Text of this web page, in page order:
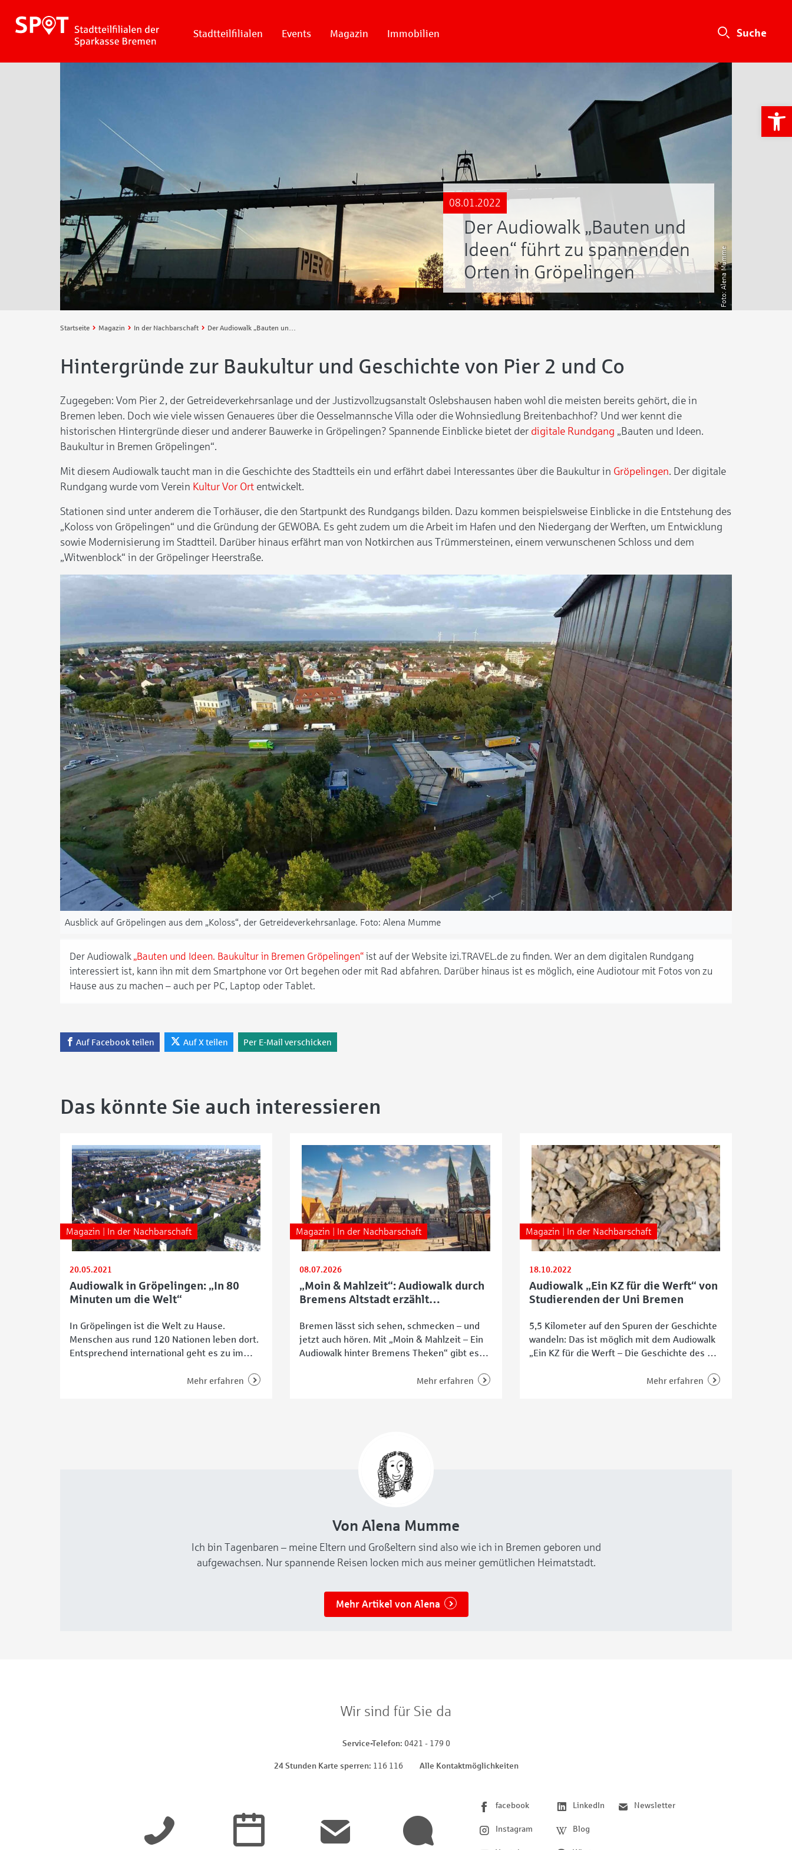
Stadtteilfilialen Events Magazin Immobilien
Alena Mumme
08.01.2022
Der Audiowalk „Bauten und
Ideen“ führt zu spannenden
Orten in Gröpelingen
Startseite Magazin In der Nachbarschaft Der Audiowalk „Bauten und Ideen“ führt zu spannenden Orten in Gröpelingen
Hintergründe zur Baukultur und Geschichte von Pier 2 und Co
Zugegeben: Vom Pier 2, der Getreideverkehrsanlage und der Justizvollzugsanstalt Oslebshausen haben wohl die meisten bereits gehört, die in
Bremen leben. Doch wie viele wissen Genaueres über die Oesselmannsche Villa oder die Wohnsiedlung Breitenbachhof? Und wer kennt die
historischen Hintergründe dieser und anderer Bauwerke in Gröpelingen? Spannende Einblicke bietet der digitale Rundgang „Bauten und Ideen.
Baukultur in Bremen Gröpelingen“.
Mit diesem Audiowalk taucht man in die Geschichte des Stadtteils ein und erfährt dabei Interessantes über die Baukultur in Gröpelingen. Der digitale
Rundgang wurde vom Verein Kultur Vor Ort entwickelt.
Stationen sind unter anderem die Torhäuser, die den Startpunkt des Rundgangs bilden. Dazu kommen beispielsweise Einblicke in die Entstehung des
„Koloss von Gröpelingen“ und die Gründung der GEWOBA. Es geht zudem um die Arbeit im Hafen und den Niedergang der Werften, um Entwicklung
sowie Modernisierung im Stadtteil. Darüber hinaus erfährt man von Notkirchen aus Trümmersteinen, einem verwunschenen Schloss und dem
„Witwenblock“ in der Gröpelinger Heerstraße.
Ausblick auf Gröpelingen aus dem „Koloss“, der Getreideverkehrsanlage. Alena Mumme
Der Audiowalk „Bauten und Ideen. Baukultur in Bremen Gröpelingen“ ist auf der Website izi.TRAVEL.de zu finden. Wer an dem digitalen Rundgang
interessiert ist, kann ihn mit dem Smartphone vor Ort begehen oder mit Rad abfahren. Darüber hinaus ist es möglich, eine Audiotour mit Fotos von zu
Hause aus zu machen – auch per PC, Laptop oder Tablet.
Auf Facebook teilen Auf X teilen Per E-Mail verschicken
Das könnte Sie auch interessieren
Magazin | In der Nachbarschaft
20.05.2021
Audiowalk in Gröpelingen: „In 80
Minuten um die Welt“
In Gröpelingen ist die Welt zu Hause.
Menschen aus rund 120 Nationen leben dort.
Entsprechend international geht es zu im
Reise rund um den Globus antreten – mit
Mehr erfahren
Magazin | In der Nachbarschaft
08.07.2026
„Moin & Mahlzeit“: Audiowalk durch
Bremens Altstadt erzählt
Bremen lässt sich sehen, schmecken – und
jetzt auch hören. Mit „Moin & Mahlzeit – Ein
Audiowalk hinter Bremens Theken“ gibt es
Stadtrundgang und kulinarische Geschichten
Mehr erfahren
Magazin | In der Nachbarschaft
18.10.2022
Audiowalk „Ein KZ für die Werft“ von
Studierenden der Uni Bremen
5,5 Kilometer auf den Spuren der Geschichte
wandeln: Das ist möglich mit dem Audiowalk
„Ein KZ für die Werft – Die Geschichte des KZ-
man die Route durch Gröpelingen, die die
Mehr erfahren
Von Alena Mumme
Ich bin Tagenbaren – meine Eltern und Großeltern sind also wie ich in Bremen geboren und
aufgewachsen. Nur spannende Reisen locken mich aus meiner gemütlichen Heimatstadt.
Mehr Artikel von Alena
Wir sind für Sie da
Service-Telefon 0421 - 179 0
24 Stunden Karte sperren 116 116 Alle Kontaktmöglichkeiten
facebook
Instagram
LinkedIn
Blog
Newsletter